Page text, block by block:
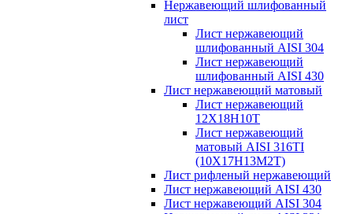
Нержавеющий шлифованный
лист
Лист нержавеющий
шлифованный AISI 304
Лист нержавеющий
шлифованный AISI 430
Лист нержавеющий матовый
Лист нержавеющий
12X18H10T
Лист нержавеющий
матовый AISI 316TI
(10Х17Н13М2Т)
Лист рифленый нержавеющий
Лист нержавеющий AISI 430
Лист нержавеющий AISI 304